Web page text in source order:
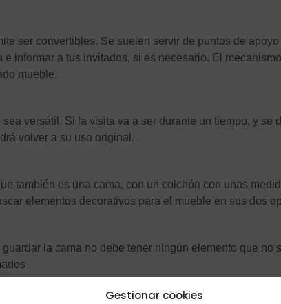
Gestionar cookies
ser convertibles. Se suelen servir de puntos de
e informar a tus invitados, si es necesario. El
mueble.
versátil. Si la visita va a ser durante un tiempo, y
volver a su uso original.
también es una cama, con un colchón con unas
elementos decorativos para el mueble en sus dos
la cama no debe tener ningún elemento que